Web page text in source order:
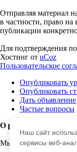
Отправляя материал
в частности, право
публикации
Для подтверждения
Хостинг от uCoz
Пользовательское
Опубликовать
Опубликовать
Дать объявление
Частые вопросы
О работе с сайтом
Мы используем cookie.
Наш сайт
сервисы веб-